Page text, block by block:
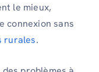
le mieux,
connexion sans
rurales.